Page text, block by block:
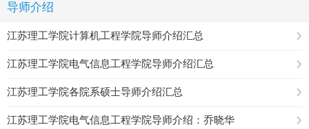
导师介绍
江苏理工学院计算机工程学院导师介绍汇总
江苏理工学院电气信息工程学院导师介绍汇总
江苏理工学院各院系硕士导师介绍汇总
江苏理工学院电气信息工程学院导师介绍：乔晓华